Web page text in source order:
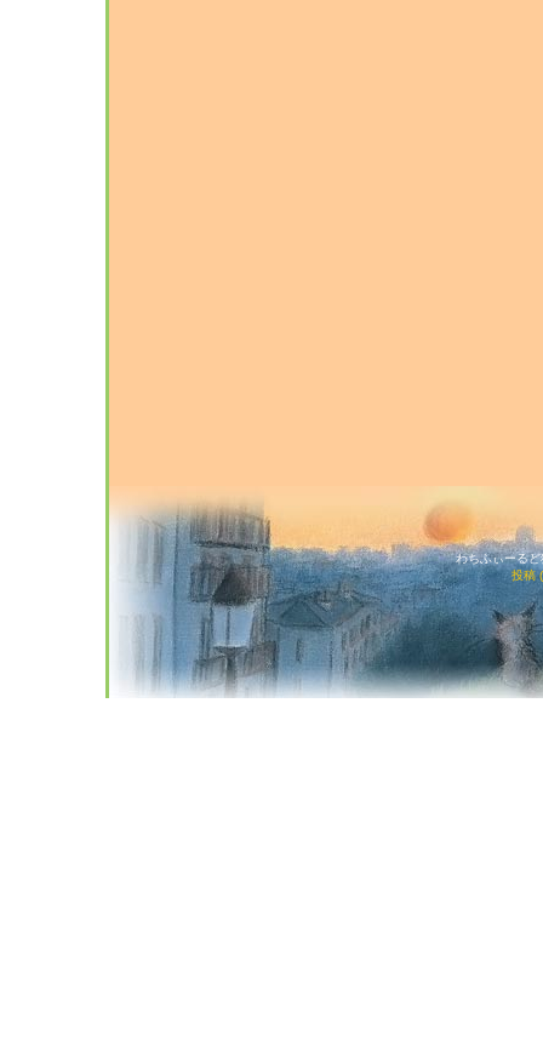
わちふぃーる
投稿